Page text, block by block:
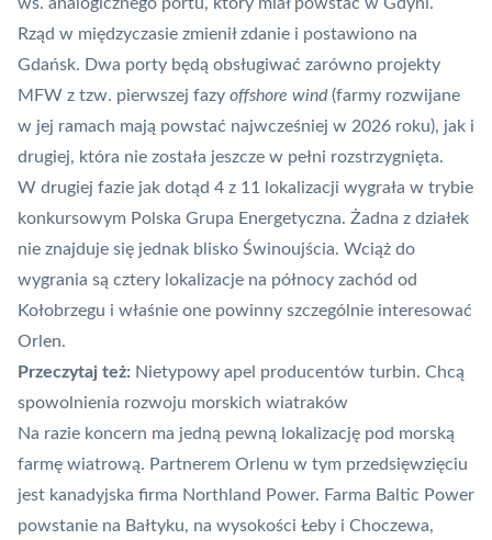
ws. analogicznego portu, który miał powstać w Gdyni.
Rząd w międzyczasie zmienił zdanie i postawiono na
Gdańsk. Dwa porty będą obsługiwać zarówno projekty
MFW z tzw. pierwszej fazy offshore wind(farmy rozwijane
w jej ramach mają powstać najwcześniej w 2026 roku), jak i
drugiej, która nie została jeszcze w pełni rozstrzygnięta.
W drugiej fazie jak dotąd 4 z 11 lokalizacji wygrała w trybie
konkursowym Polska Grupa Energetyczna. Żadna z działek
nie znajduje się jednak blisko Świnoujścia. Wciąż do
wygrania są cztery lokalizacje na północy zachód od
Kołobrzegu i właśnie one powinny szczególnie interesować
Orlen.
Przeczytaj też: Nietypowy apel producentów turbin. Chcą
spowolnienia rozwoju morskich wiatraków
Na razie koncern ma jedną pewną lokalizację pod morską
farmę wiatrową. Partnerem Orlenu w tym przedsięwzięciu
jest kanadyjska firma Northland Power. Farma Baltic Power
powstanie na Bałtyku, na wysokości Łeby i Choczewa,